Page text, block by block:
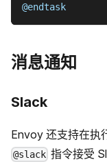
@endtask
消息通知
Slack
Envoy 还支持在执
@slack 指令接受